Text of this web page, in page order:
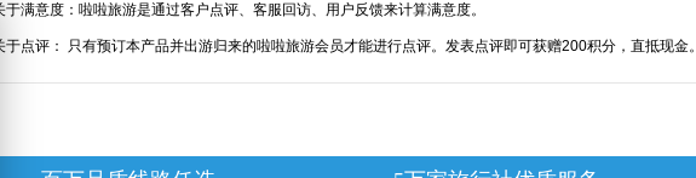
于满意度： 啦啦旅游是通过客户点评、客服回访、用户反馈来计算满意度。
于点评： 只有预订本产品并出游归来的啦啦旅游会员才能进行点评。发表点评即可获赠200积分，直抵现金。